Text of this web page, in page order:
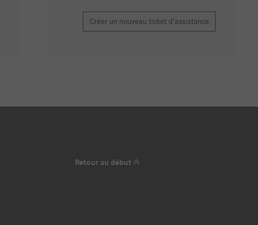
Créer un nouveau ticket d’assistance
Retour au début